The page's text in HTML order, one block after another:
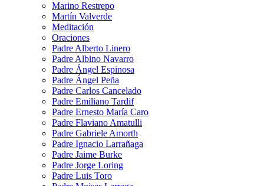
Marino Restrepo
Martín Valverde
Meditación
Oraciones
Padre Alberto Linero
Padre Albino Navarro
Padre Ángel Espinosa
Padre Ángel Peña
Padre Carlos Cancelado
Padre Emiliano Tardif
Padre Ernesto María Caro
Padre Flaviano Amatulli
Padre Gabriele Amorth
Padre Ignacio Larrañaga
Padre Jaime Burke
Padre Jorge Loring
Padre Luis Toro